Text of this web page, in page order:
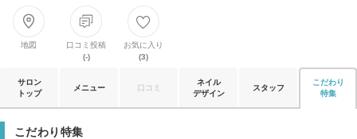
地図
口コミ投稿
(-)
お気に入り
(3)
サロン
トップ
メニュー 口コミ
ネイル
デザイン
スタッフ
こだわり
特集
こだわり特集